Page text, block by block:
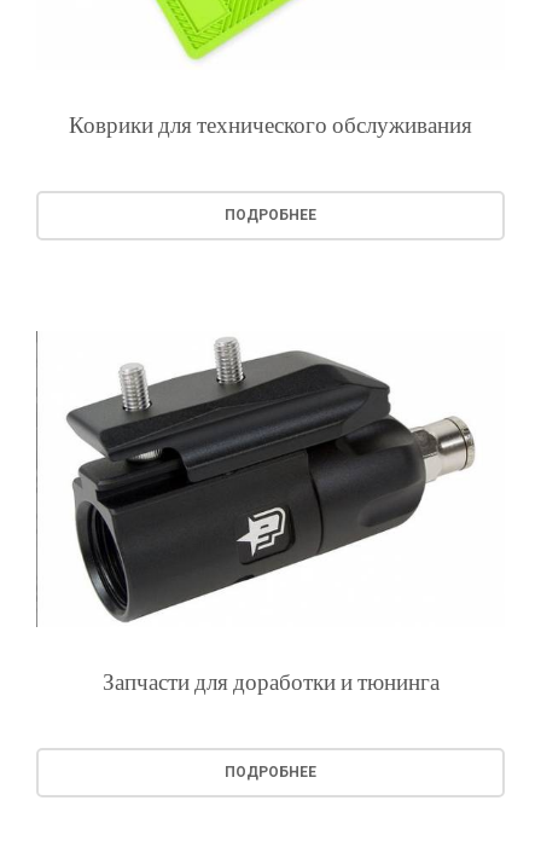
Коврики для технического обслуживания
ПОДРОБНЕЕ
Запчасти для доработки и тюнинга
ПОДРОБНЕЕ